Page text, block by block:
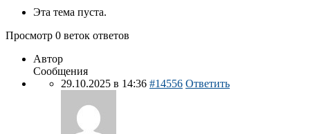
Эта тема пуста.
Просмотр 0 веток ответов
Автор
Сообщения
29.10.2025 в 14:36 #14556 Ответить